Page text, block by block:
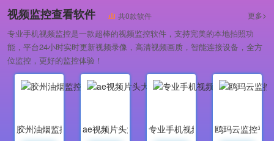
专业做婚礼策划的软件
视频监控查看软件 共0款软件 更多>
专业手机视频监控是一款超棒的视频监控软件，支持完美的本地拍照功
能，平台24小时实时更新视频录像，高清视频画质，智能连接设备，全方
位监控，更好的监控体验！
胶州油烟监控
ae视频片头大师
专业手机视频监控鸥玛云监控平